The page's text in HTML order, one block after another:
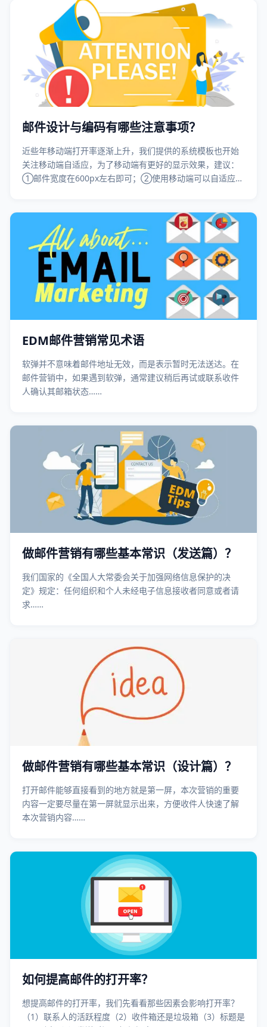
邮件设计与编码有哪些注意事项？
近些年移动端打开率逐渐上升，我们提供的系统模板也开始
关注移动端自适应，为了移动端有更好的显示效果，建议：
①邮件宽度在600px左右即可；②使用移动端可以自适应的
EDM邮件营销常见术语
软弹并不意味着邮件地址无效，而是表示暂时无法送达。在
邮件营销中，如果遇到软弹，通常建议稍后再试或联系收件
人确认其邮箱状态……
做邮件营销有哪些基本常识（发送篇）？
我们国家的《全国人大常委会关于加强网络信息保护的决
定》规定：任何组织和个人未经电子信息接收者同意或者请
求……
做邮件营销有哪些基本常识（设计篇）？
打开邮件能够直接看到的地方就是第一屏，本次营销的重要
内容一定要尽量在第一屏就显示出来，方便收件人快速了解
本次营销内容……
如何提高邮件的打开率？
想提高邮件的打开率，我们先看看那些因素会影响打开率？
（1）联系人的活跃程度（2）收件箱还是垃圾箱（3）标题是